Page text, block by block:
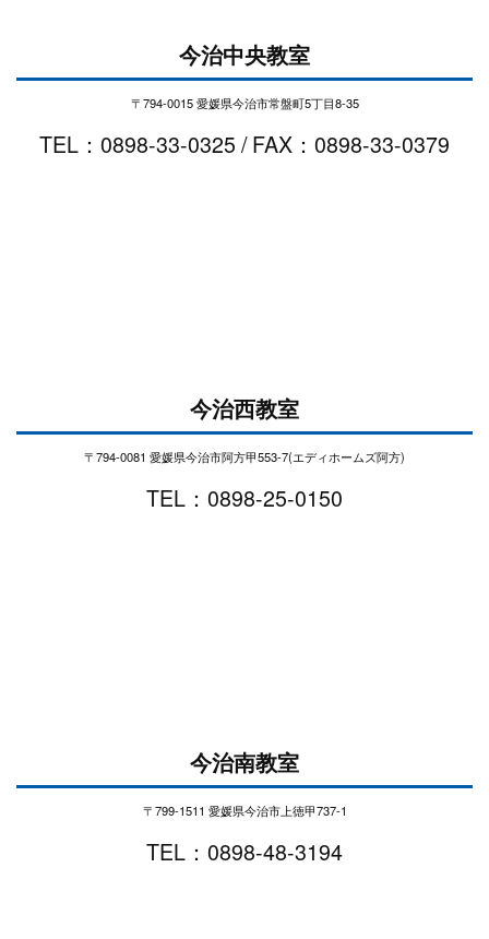
今治中央教室
〒794-0015 愛媛県今治市常盤町5丁目8-35
TEL：0898-33-0325 / FAX：0898-33-0379
今治西教室
〒794-0081 愛媛県今治市阿方甲553-7(エディホームズ阿方)
TEL：0898-25-0150
今治南教室
〒799-1511 愛媛県今治市上徳甲737-1
TEL：0898-48-3194